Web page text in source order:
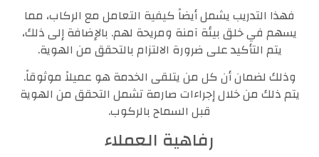
فهذا التدريب يشمل أيضاً كيفية التعامل مع الركاب، مما
يسهم في خلق بيئة آمنة ومريحة لهم. بالإضافة إلى ذلك،
يتم التأكيد على ضرورة الالتزام بالتحقق من الهوية.
وذلك لضمان أن كل من يتلقى الخدمة هو عميلاً موثوقاً.
يتم ذلك من خلال إجراءات صارمة تشمل التحقق من الهوية
قبل السماح بالركوب.
رفاهية العملاء